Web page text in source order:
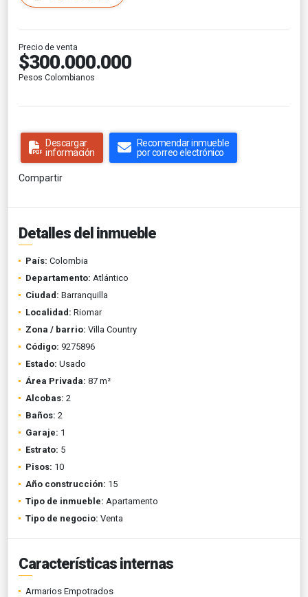
Precio de venta
$300.000.000
Pesos Colombianos
Descargar
información
Recomendar inmueble
por correo electrónico
Compartir
Detalles del inmueble
País: Colombia
Departamento: Atlántico
Ciudad: Barranquilla
Localidad: Riomar
Zona / barrio: Villa Country
Código: 9275896
Estado: Usado
Área Privada: 87 m²
Alcobas: 2
Baños: 2
Garaje: 1
Estrato: 5
Pisos: 10
Año construcción: 15
Tipo de inmueble: Apartamento
Tipo de negocio: Venta
Características internas
Armarios Empotrados